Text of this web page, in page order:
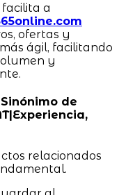
a
ofertas y
ágil, facilitando
y
de
relacionados